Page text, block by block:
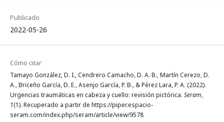
Publicado
2022-05-26
Cómo citar
Tamayo González, D. I., Cendrero Camacho, D. A. B., Martín Cerezo, D.
A., Briceño García, D. E., Asenjo García, P. B., & Pérez Lara, P. A. (2022).
Urgencias traumáticas en cabeza y cuello: revisión pictórica. Seram,
1(1). Recuperado a partir de https://piper.espacio-
seram.com/index.php/seram/article/view/9578